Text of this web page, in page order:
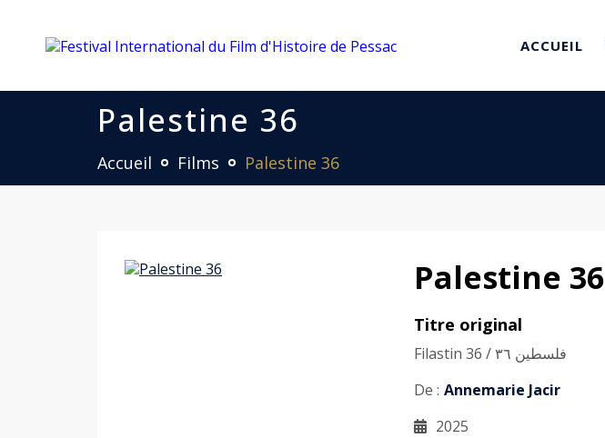
ACCUEIL
Palestine 36
Accueil Films Palestine 36
Palestine 36
Titre original
Filastin 36 / فلسطين ٣٦
De : Annemarie Jacir
2025